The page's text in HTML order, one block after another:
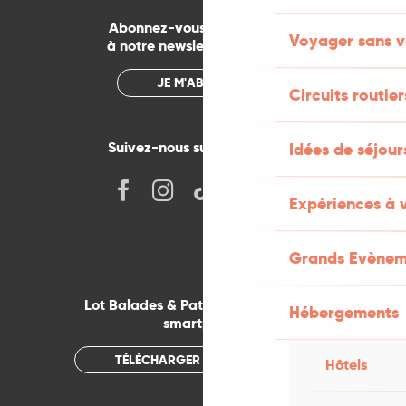
Voyager sans
Circuits
Idées de
Expériences à
Grands
Hébergements
Hôtels
Abonnez-vous gratuitement
à notre newsletter mensuelle
JE M'ABONNE
Suivez-nous sur les réseaux !
Lot Balades & Patrimoines sur votre
smartphone
TÉLÉCHARGER L'APPLICATION